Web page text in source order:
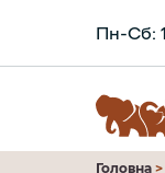
Пн-Сб:
Головна >